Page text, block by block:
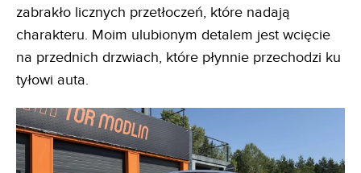
zabrakło licznych przetłoczeń, które nadają
charakteru. Moim ulubionym detalem jest wcięcie
na przednich drzwiach, które płynnie przechodzi ku
tyłowi auta.